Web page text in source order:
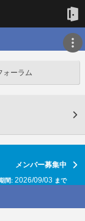
ォーラム
メンバー募集中
間:2026/09/03 まで